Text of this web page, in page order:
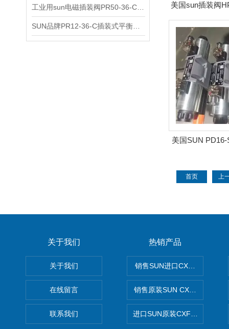
美国sun插装阀
阀型
美国SUN
首页 上
关于我们
关于我们
在线留言
联系我们
热销产品
销售SUN进口CXGDXCN插
销售原装SUN CXJAXCN全
进口SUN原装CXFAXCN导压